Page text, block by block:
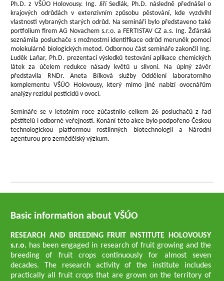
Ph.D. z VŠÚO Holovousy. Ing. Jiří Sedlák, Ph.D. následně přednášel o
krajových odrůdách v extenzivním způsobu pěstování, kde vyzdvihl
vlastnosti vybraných starých odrůd. Na semináři bylo představeno také
portfolium firem AG Novachem s.r.o. a FERTISTAV CZ a.s. Ing. Žďárská
seznámila posluchače s možnostmi identifikace odrůd meruněk pomocí
molekulárně biologických metod. Odbornou část semináře zakončil Ing.
Luděk Laňar, Ph.D. prezentací výsledků testování aplikace chemických
látek za účelem redukce násady květů u slivoní. Na úplný závěr
představila RNDr. Aneta Bílková služby Oddělení laboratorního
komplementu VŠÚO Holovousy, který mimo jiné nabízí ovocnářům
analýzy reziduí pesticidů v ovoci.
Semináře se v letošním roce zúčastnilo celkem 26 posluchačů z řad
pěstitelů i odborné veřejnosti. Konání této akce bylo podpořeno Českou
technologickou platformou rostlinných biotechnologií a Národní
agenturou pro zemědělský výzkum.
Basic information about VŠÚO
RESEARCH AND BREEDING FRUIT INSTITUTE HOLOVOUSY
s.r.o. has been engaged in research of fruit growing and the
breeding of fruit crops continuously for almost seven
decades. The research activity of the institute includes
practically all fruit crops that are grown on the territory of